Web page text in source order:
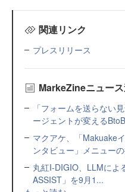
関連リンク
プレスリリース
MarkeZineニュー
「フォームを送らない
ージェントが変える
マクアケ、「Makuake
ンタビュー」メニュー
丸紅I-DIGIO、LLMによ
ASSIST」を9月1...